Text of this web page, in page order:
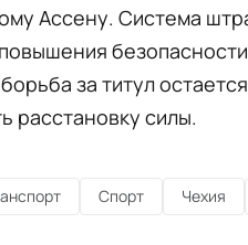
Ассену. Система
за титул
расстановку силы.
Спорт Чехия